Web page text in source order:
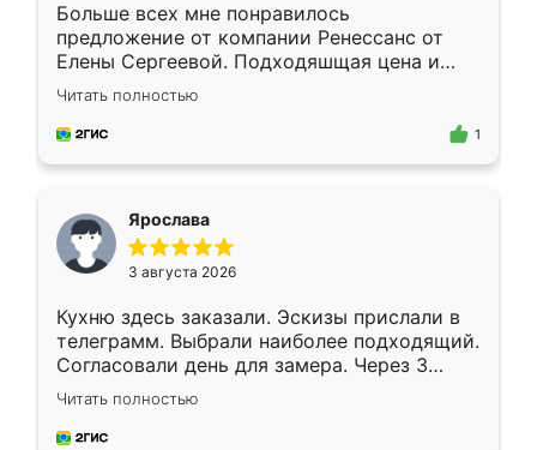
Больше всех мне понравилось
предложение от компании Ренессанс от
Елены Сергеевой. Подходяшщая цена и
короткие сроки изготовления. Приехавший
для замера сотрудник Владислав
предложил по моему эскизу самый
Читать полностью
1
Ярослава
3 августа 2026
Кухню здесь заказали. Эскизы прислали в
телеграмм. Выбрали наиболее подходящий.
Согласовали день для замера. Через 3
недели кухня была уже готова. Остались
довольны работой. Спасибо Ренессанс
мебель за качественную работу!
Читать полностью